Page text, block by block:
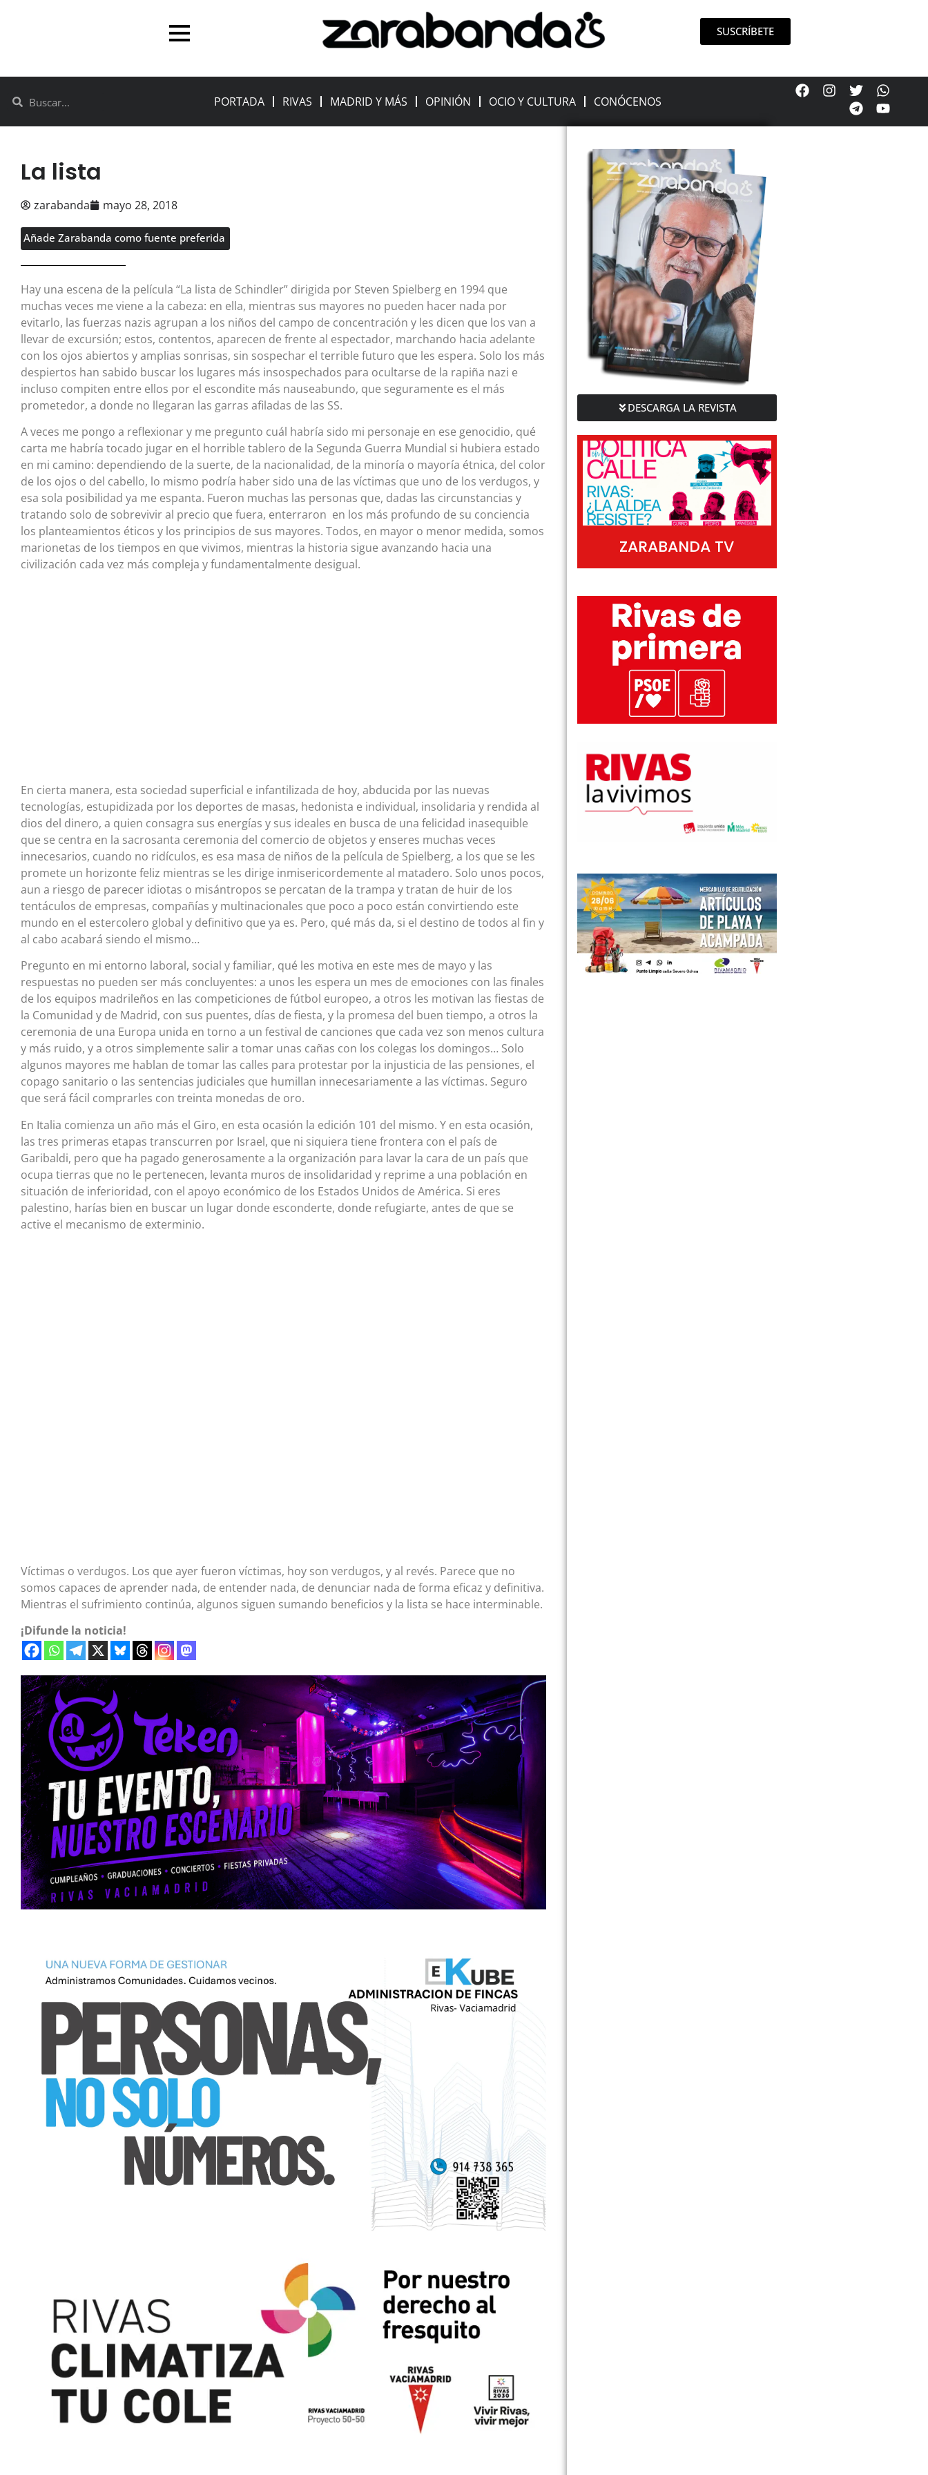
SUSCRÍBETE
PORTADA RIVAS MADRID Y MÁS OPINIÓN OCIO Y CULTURA CONÓCENOS
La lista
zarabanda mayo 28, 2018
Añade Zarabanda como fuente preferida
Hay una escena de la película “La lista de Schindler” dirigida por Steven Spielberg en 1994 que
muchas veces me viene a la cabeza: en ella, mientras sus mayores no pueden hacer nada por
evitarlo, las fuerzas nazis agrupan a los niños del campo de concentración y les dicen que los van a
llevar de excursión; estos, contentos, aparecen de frente al espectador, marchando hacia adelante
con los ojos abiertos y amplias sonrisas, sin sospechar el terrible futuro que les espera. Solo los más
despiertos han sabido buscar los lugares más insospechados para ocultarse de la rapiña nazi e
incluso compiten entre ellos por el escondite más nauseabundo, que seguramente es el más
prometedor, a donde no llegaran las garras afiladas de las SS.
A veces me pongo a reflexionar y me pregunto cuál habría sido mi personaje en ese genocidio, qué
carta me habría tocado jugar en el horrible tablero de la Segunda Guerra Mundial si hubiera estado
en mi camino: dependiendo de la suerte, de la nacionalidad, de la minoría o mayoría étnica, del color
de los ojos o del cabello, lo mismo podría haber sido una de las víctimas que uno de los verdugos, y
esa sola posibilidad ya me espanta. Fueron muchas las personas que, dadas las circunstancias y
tratando solo de sobrevivir al precio que fuera, enterraron en los más profundo de su conciencia
los planteamientos éticos y los principios de sus mayores. Todos, en mayor o menor medida, somos
marionetas de los tiempos en que vivimos, mientras la historia sigue avanzando hacia una
civilización cada vez más compleja y fundamentalmente desigual.
En cierta manera, esta sociedad superficial e infantilizada de hoy, abducida por las nuevas
tecnologías, estupidizada por los deportes de masas, hedonista e individual, insolidaria y rendida al
dios del dinero, a quien consagra sus energías y sus ideales en busca de una felicidad inasequible
que se centra en la sacrosanta ceremonia del comercio de objetos y enseres muchas veces
innecesarios, cuando no ridículos, es esa masa de niños de la película de Spielberg, a los que se les
promete un horizonte feliz mientras se les dirige inmisericordemente al matadero. Solo unos pocos,
aun a riesgo de parecer idiotas o misántropos se percatan de la trampa y tratan de huir de los
tentáculos de empresas, compañías y multinacionales que poco a poco están convirtiendo este
mundo en el estercolero global y definitivo que ya es. Pero, qué más da, si el destino de todos al fin y
al cabo acabará siendo el mismo…
Pregunto en mi entorno laboral, social y familiar, qué les motiva en este mes de mayo y las
respuestas no pueden ser más concluyentes: a unos les espera un mes de emociones con las finales
de los equipos madrileños en las competiciones de fútbol europeo, a otros les motivan las fiestas de
la Comunidad y de Madrid, con sus puentes, días de fiesta, y la promesa del buen tiempo, a otros la
ceremonia de una Europa unida en torno a un festival de canciones que cada vez son menos cultura
y más ruido, y a otros simplemente salir a tomar unas cañas con los colegas los domingos… Solo
algunos mayores me hablan de tomar las calles para protestar por la injusticia de las pensiones, el
copago sanitario o las sentencias judiciales que humillan innecesariamente a las víctimas. Seguro
que será fácil comprarles con treinta monedas de oro.
En Italia comienza un año más el Giro, en esta ocasión la edición 101 del mismo. Y en esta ocasión,
las tres primeras etapas transcurren por Israel, que ni siquiera tiene frontera con el país de
Garibaldi, pero que ha pagado generosamente a la organización para lavar la cara de un país que
ocupa tierras que no le pertenecen, levanta muros de insolidaridad y reprime a una población en
situación de inferioridad, con el apoyo económico de los Estados Unidos de América. Si eres
palestino, harías bien en buscar un lugar donde esconderte, donde refugiarte, antes de que se
active el mecanismo de exterminio.
Víctimas o verdugos. Los que ayer fueron víctimas, hoy son verdugos, y al revés. Parece que no
somos capaces de aprender nada, de entender nada, de denunciar nada de forma eficaz y definitiva.
Mientras el sufrimiento continúa, algunos siguen sumando beneficios y la lista se hace interminable.
¡Difunde la noticia!
DESCARGA LA REVISTA
ZARABANDA TV